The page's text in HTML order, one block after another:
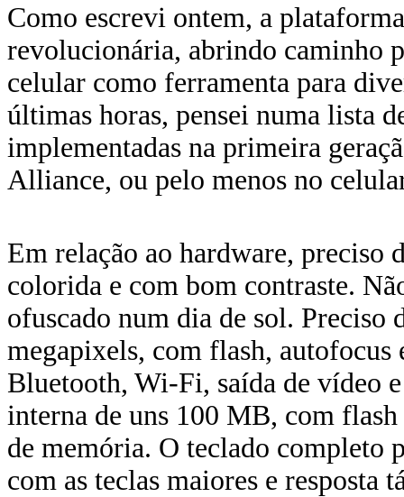
Como escrevi ontem, a
revolucionária, abrindo caminho
celular como ferramenta para
últimas horas, pensei numa lista
implementadas na primeira
Alliance, ou pelo menos no
Em relação ao hardware, preciso
colorida e com bom contraste.
ofuscado num dia de sol.
megapixels, com flash, autofocus
Bluetooth, Wi-Fi, saída de vídeo
interna de uns 100 MB, com
de memória. O teclado completo
com as teclas maiores e